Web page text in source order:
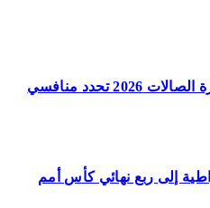
قرعة تصفيات كأس إفريقيا لكرة الصالات 2026 تحدد منافسي
إلى ربع نهائي كأس أمم